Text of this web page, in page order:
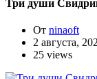
Три души
От ninaoft
2 августа,
25 views